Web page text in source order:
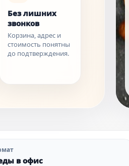
Без лишних
звонков
Корзина, адрес и
стоимость понятны
до подтверждения.
в офис